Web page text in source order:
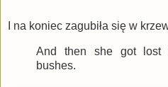
I na koniec zagubiła się w
And then she got lost
bushes.